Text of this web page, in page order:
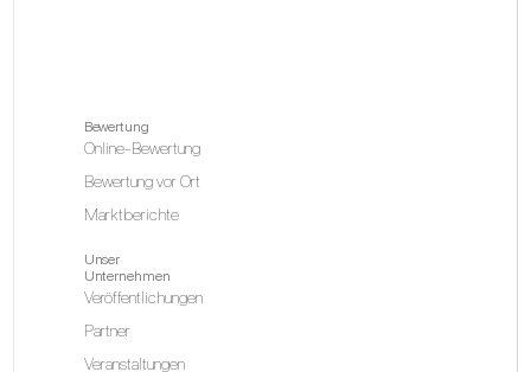
Bewertung
Online-Bewertung
Bewertung vor Ort
Marktberichte
Unser
Unternehmen
Veröffentlichungen
Partner
Veranstaltungen